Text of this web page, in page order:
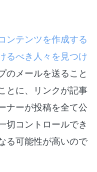
ンテンツを作成する
るべき人々を見つけ
のメールを送ること
とに、リンクが記事
ナーが投稿を全て公
切コントロールでき
る可能性が高いので